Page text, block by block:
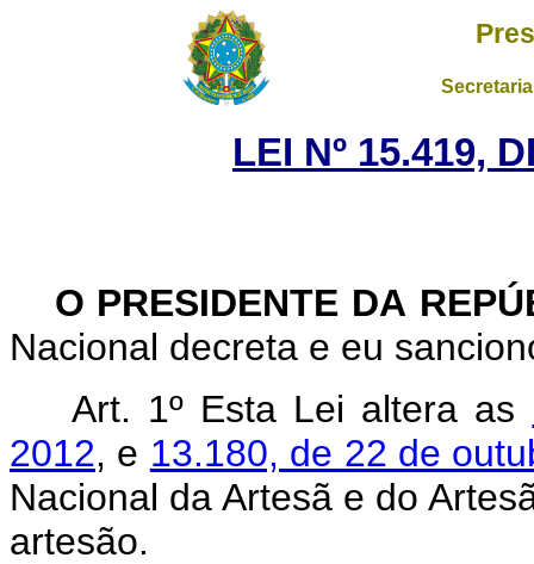
LEI Nº 15.419,
O PRESIDENTE DA
Nacional decreta e eu
Art. 1º Esta Lei altera as
2012, e 13.180, de 22 de
Nacional da Artesã e do
artesão.